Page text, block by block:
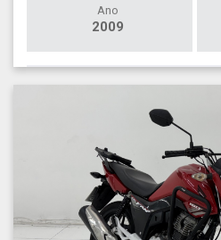
Ano
2009